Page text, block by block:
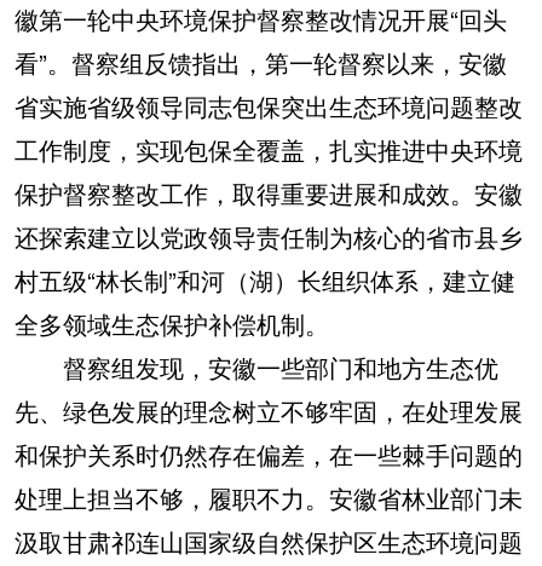
徽第一轮中央环境保护督察整改情况开展“回头
看”。督察组反馈指出，第一轮督察以来，安徽
省实施省级领导同志包保突出生态环境问题整改
工作制度，实现包保全覆盖，扎实推进中央环境
保护督察整改工作，取得重要进展和成效。安徽
还探索建立以党政领导责任制为核心的省市县乡
村五级“林长制”和河（湖）长组织体系，建立健
全多领域生态保护补偿机制。
督察组发现，安徽一些部门和地方生态优
先、绿色发展的理念树立不够牢固，在处理发展
和保护关系时仍然存在偏差，在一些棘手问题的
处理上担当不够，履职不力。安徽省林业部门未
汲取甘肃祁连山国家级自然保护区生态环境问题